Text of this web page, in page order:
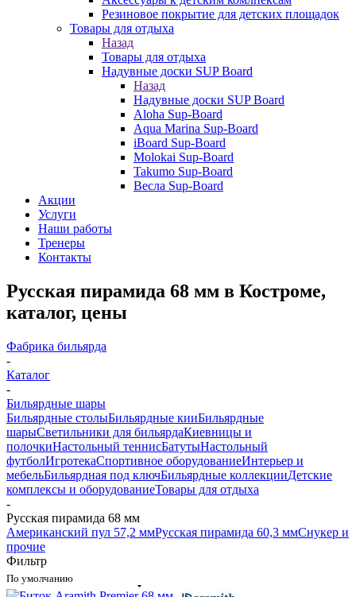
Резиновое покрытие для детских площадок
Товары для отдыха
Назад
Товары для отдыха
Надувные доски SUP Board
Назад
Надувные доски SUP Board
Aloha Sup-Board
Aqua Marina Sup-Board
iBoard Sup-Board
Molokai Sup-Board
Takumo Sup-Board
Весла Sup-Board
Акции
Услуги
Наши работы
Тренеры
Контакты
Русская пирамида 68 мм в Костроме,
каталог, цены
Фабрика бильярда
-
Каталог
-
Бильярдные шары
Бильярдные столыБильярдные кииБильярдные
шарыСветильники для бильярдаКиевницы и
полочкиНастольный теннисБатутыНастольный
футболИгротекаСпортивное оборудованиеИнтерьер и
мебельБильярдная под ключБильярдные коллекцииДетские
комплексы и оборудованиеТовары для отдыха
-
Русская пирамида 68 мм
Американский пул 57,2 ммРусская пирамида 60,3 ммСнукер и
прочие
Фильтр
По умолчанию